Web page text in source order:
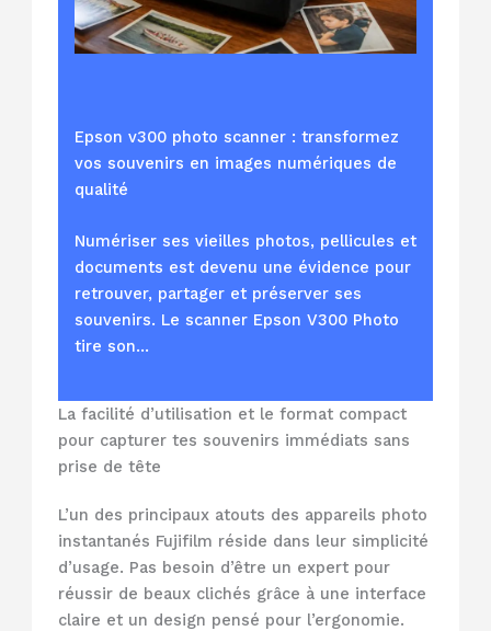
Epson v300 photo scanner : transformez
vos souvenirs en images numériques de
qualité
Numériser ses vieilles photos, pellicules et
documents est devenu une évidence pour
retrouver, partager et préserver ses
souvenirs. Le scanner Epson V300 Photo
tire son…
La facilité d’utilisation et le format compact
pour capturer tes souvenirs immédiats sans
prise de tête
L’un des principaux atouts des appareils photo
instantanés Fujifilm réside dans leur simplicité
d’usage. Pas besoin d’être un expert pour
réussir de beaux clichés grâce à une interface
claire et un design pensé pour l’ergonomie.